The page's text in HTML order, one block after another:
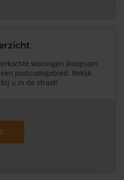
woningen (koopsom
postcodegebied. Bekijk
u in de straat!